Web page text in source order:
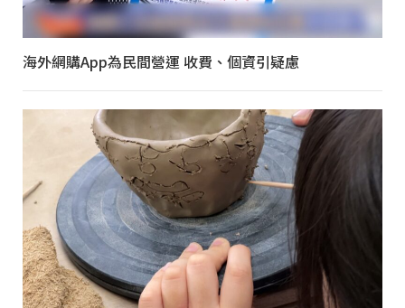
海外網購App為民間營運 收費、個資引疑慮